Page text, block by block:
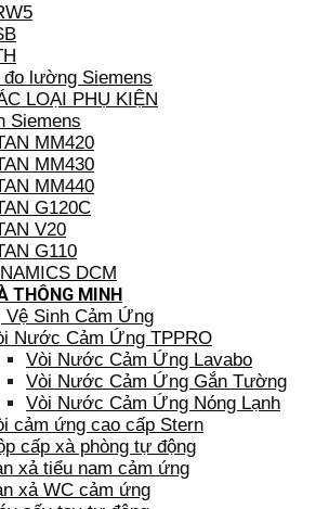
lường Siemens
LOẠI PHỤ KIỆN
Siemens
MM420
MM430
MM440
G120C
V20
G110
DCM
THÔNG MINH
Vệ Sinh Cảm Ứng
Nước Cảm Ứng TPPRO
Vòi Nước Cảm Ứng Lavabo
Vòi Nước Cảm Ứng Gắn Tường
Vòi Nước Cảm Ứng Nóng Lạnh
cảm ứng cao cấp Stern
cấp xà phòng tự động
xả tiểu nam cảm ứng
xả WC cảm ứng